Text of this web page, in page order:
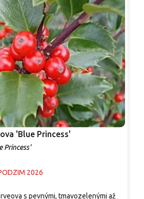
'Blue Princess'
Princess'
2026
s pevnými, tmavozelenými až